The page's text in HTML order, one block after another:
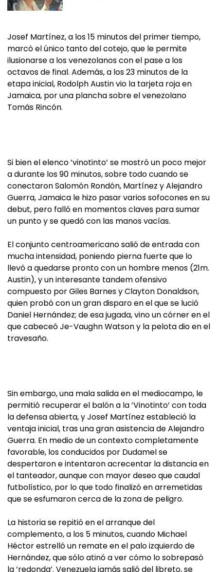
Josef Martínez, a los 15 minutos del primer tiempo,
marcó el único tanto del cotejo, que le permite
ilusionarse a los venezolanos con el pase a los
octavos de final. Además, a los 23 minutos de la
etapa inicial, Rodolph Austin vio la tarjeta roja en
Jamaica, por una plancha sobre el venezolano
Tomás Rincón.
Si bien el elenco ’vinotinto’ se mostró un poco mejor
a durante los 90 minutos, sobre todo cuando se
conectaron Salomón Rondón, Martínez y Alejandro
Guerra, Jamaica le hizo pasar varios sofocones en su
debut, pero falló en momentos claves para sumar
un punto y se quedó con las manos vacías.
El conjunto centroamericano salió de entrada con
mucha intensidad, poniendo pierna fuerte que lo
llevó a quedarse pronto con un hombre menos (21m.
Austin), y un interesante tandem ofensivo
compuesto por Giles Barnes y Clayton Donaldson,
quien probó con un gran disparo en el que se lució
Daniel Hernández; de esa jugada, vino un córner en el
que cabeceó Je-Vaughn Watson y la pelota dio en el
travesaño.
Sin embargo, una mala salida en el mediocampo, le
permitió recuperar el balón a la ’Vinotinto’ con toda
la defensa abierta, y Josef Martínez estableció la
ventaja inicial, tras una gran asistencia de Alejandro
Guerra. En medio de un contexto completamente
favorable, los conducidos por Dudamel se
despertaron e intentaron acrecentar la distancia en
el tanteador, aunque con mayor deseo que caudal
futbolístico, por lo que todo finalizó en arremetidas
que se esfumaron cerca de la zona de peligro.
La historia se repitió en el arranque del
complemento, a los 5 minutos, cuando Michael
Héctor estrelló un remate en el palo izquierdo de
Hernández, que sólo atinó a ver cómo lo sobrepasó
la ’redonda’. Venezuela jamás salió del libreto, se